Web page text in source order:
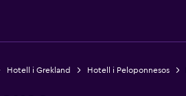
Hotell i Grekland Hotell i Peloponnesos